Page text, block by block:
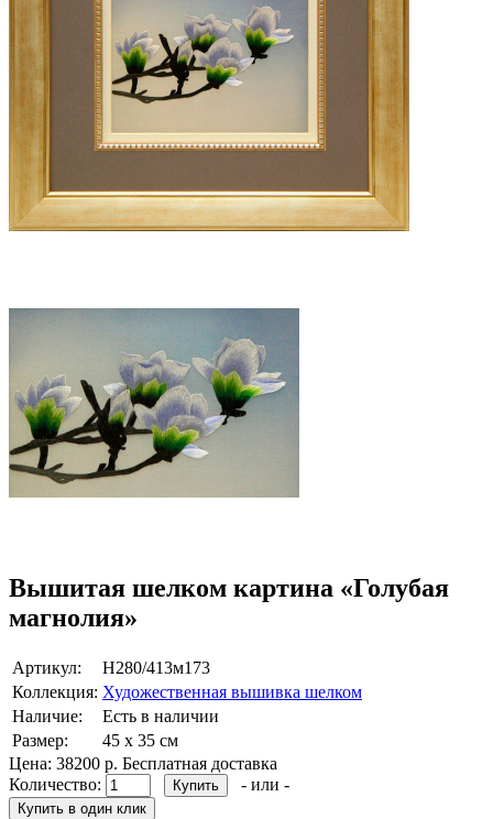
Вышитая шелком картина «Голубая
магнолия»
Артикул:
H280/413м173
Коллекция: Художественная вышивка шелком
Наличие:
Есть в наличии
Размер:
45 х 35 см
Цена: 38200 р. Бесплатная доставка
Количество:
- или -